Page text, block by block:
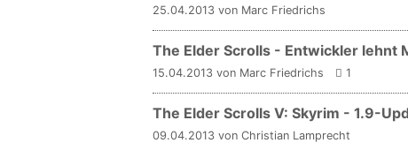
25.04.2013 von Marc Friedrichs
The Elder Scrolls - Entwickler lehnt
15.04.2013 von Marc Friedrichs 1
The Elder Scrolls V: Skyrim - 1.9-
09.04.2013 von Christian Lamprecht